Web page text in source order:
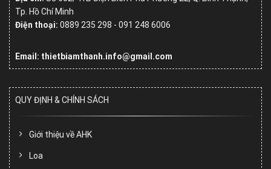
Tp. Hồ Chí Minh
Điện thoại: 0889 235 298 - 091 248 6006
Email: thietbiamthanh.info@gmail.com
QUY ĐỊNH & CHÍNH SÁCH
Giới thiệu về AHK
Loa